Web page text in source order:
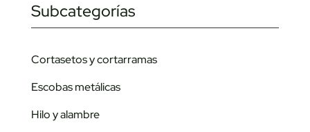
Subcategorías
Cortasetos y cortarramas
Escobas metálicas
Hilo y alambre